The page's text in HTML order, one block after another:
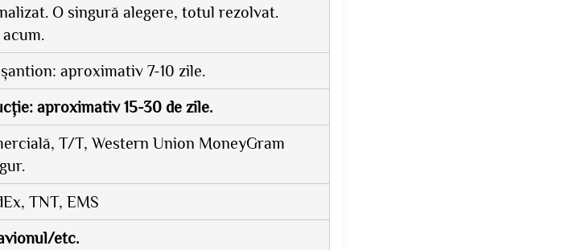
O singură alegere, totul rezolvat.
aproximativ 7-10 zile.
aproximativ 15-30 de zile.
T/T, Western Union MoneyGram
TNT, EMS
etc.